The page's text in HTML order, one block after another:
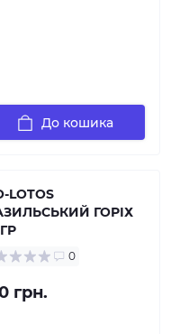
До кошика
LOTOS
ГОРІХ
0
грн.